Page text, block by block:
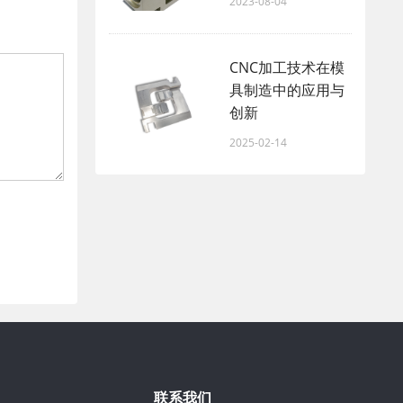
CNC加工技术在模
具制造中的应用与
创新
2025-02-14
联系我们